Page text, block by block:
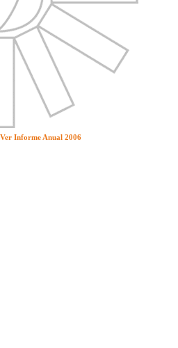
Ver Informe Anual 2006